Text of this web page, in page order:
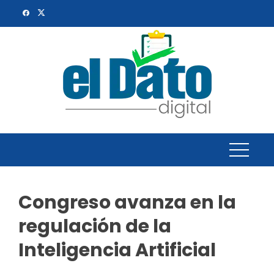
Congreso avanza en la
regulación de la
Inteligencia Artificial